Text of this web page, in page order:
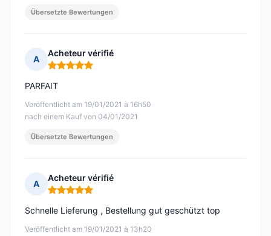
Übersetzte Bewertungen
A
Acheteur vérifié
Hinweis: 5 von 5
Veröffentlicht am 19/01/2021 à 16h50
nach einem Kauf von 04/01/2021
PARFAIT
Übersetzte Bewertungen
A
Acheteur vérifié
Hinweis: 5 von 5
Veröffentlicht am 19/01/2021 à 13h20
Schnelle Lieferung , Bestellung gut geschützt top